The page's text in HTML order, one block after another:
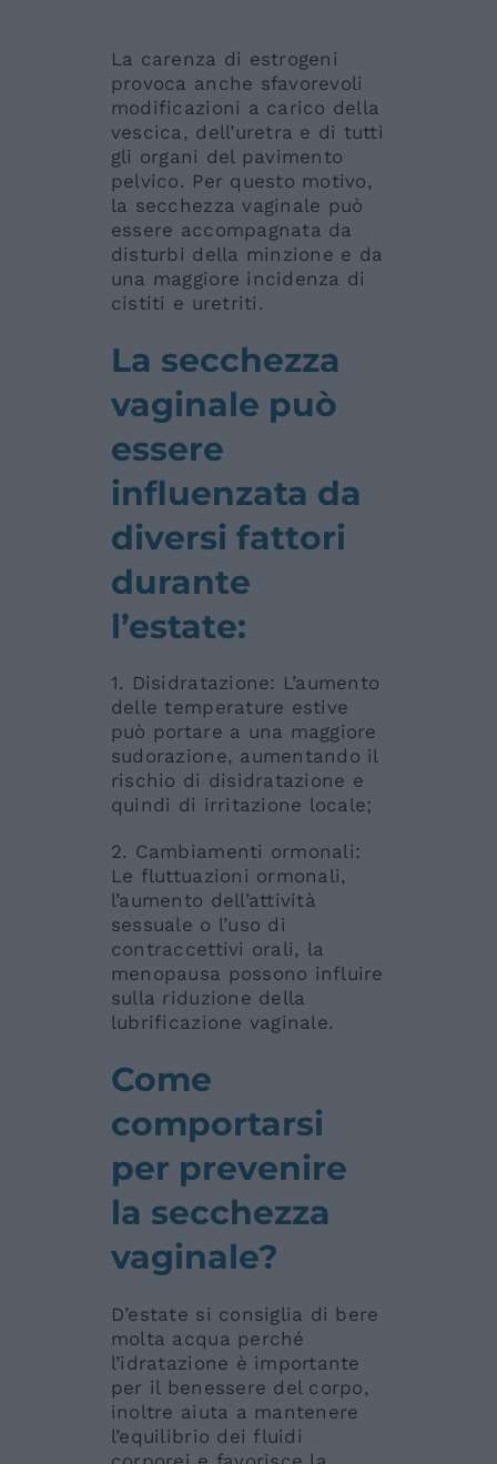
La carenza di estrogeni
provoca anche sfavorevoli
modificazioni a carico della
vescica, dell’uretra e di tutti
gli organi del pavimento
pelvico. Per questo motivo,
la secchezza vaginale può
essere accompagnata da
disturbi della minzione e da
una maggiore incidenza di
cistiti e uretriti.
La secchezza
vaginale può
essere
influenzata da
diversi fattori
durante
l’estate:
1. Disidratazione: L’aumento
delle temperature estive
può portare a una maggiore
sudorazione, aumentando il
rischio di disidratazione e
quindi di irritazione locale;
2. Cambiamenti ormonali:
Le fluttuazioni ormonali,
l’aumento dell’attività
sessuale o l’uso di
contraccettivi orali, la
menopausa possono influire
sulla riduzione della
lubrificazione vaginale.
Come
comportarsi
per prevenire
la secchezza
vaginale?
D’estate si consiglia di bere
molta acqua perché
l’idratazione è importante
per il benessere del corpo,
inoltre aiuta a mantenere
l’equilibrio dei fluidi